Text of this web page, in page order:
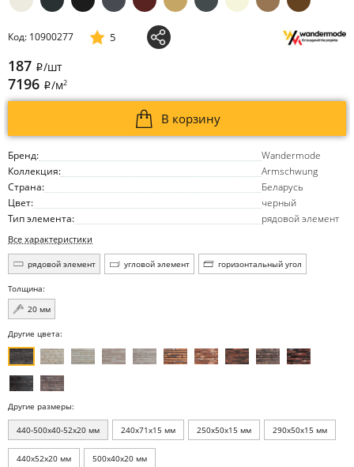
Бренд:
Wandermode
Коллекция:
Armschwung
Страна:
Беларусь
Цвет:
черный
Тип элемента:
рядовой элемент
Все характеристики
рядовой элемент угловой элемент горизонтальный угол
Толщина:
20 мм
Код: 10900277 5
187 i/шт
7196 i/м2
В корзину
Другие цвета:
Другие размеры:
440-500x40-52x20 мм 240x71x15 мм 250x50x15 мм 290x50x15 мм
440x52x20 мм 500x40x20 мм